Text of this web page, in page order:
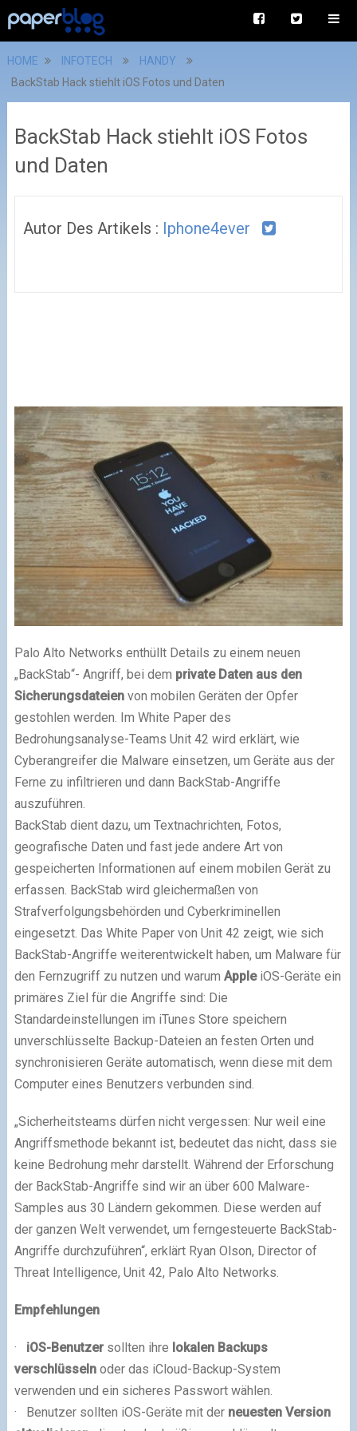
HOME INFOTECH
HANDY
BackStab Hack stiehlt iOS Fotos und Daten
BackStab Hack stiehlt iOS Fotos
und Daten
Autor Des Artikels : Iphone4ever
Palo Alto Networks enthüllt Details zu einem neuen
„BackStab“- Angriff, bei dem private Daten aus den
Sicherungsdateienvon mobilen Geräten der Opfer
gestohlen werden. Im White Paper des
Bedrohungsanalyse-Teams Unit 42 wird erklärt, wie
Cyberangreifer die Malware einsetzen, um Geräte aus der
Ferne zu infiltrieren und dann BackStab-Angriffe
auszuführen.
BackStab dient dazu, um Textnachrichten, Fotos,
geografische Daten und fast jede andere Art von
gespeicherten Informationen auf einem mobilen Gerät zu
erfassen. BackStab wird gleichermaßen von
Strafverfolgungsbehörden und Cyberkriminellen
eingesetzt. Das White Paper von Unit 42 zeigt, wie sich
BackStab-Angriffe weiterentwickelt haben, um Malware für
den Fernzugriff zu nutzen und warum AppleiOS-Geräte ein
primäres Ziel für die Angriffe sind: Die
Standardeinstellungen im iTunes Store speichern
unverschlüsselte Backup-Dateien an festen Orten und
synchronisieren Geräte automatisch, wenn diese mit dem
Computer eines Benutzers verbunden sind.
„Sicherheitsteams dürfen nicht vergessen: Nur weil eine
Angriffsmethode bekannt ist, bedeutet das nicht, dass sie
keine Bedrohung mehr darstellt. Während der Erforschung
der BackStab-Angriffe sind wir an über 600 Malware-
Samples aus 30 Ländern gekommen. Diese werden auf
der ganzen Welt verwendet, um ferngesteuerte BackStab-
Angriffe durchzuführen“, erklärt Ryan Olson, Director of
Threat Intelligence, Unit 42, Palo Alto Networks.
Empfehlungen
· iOS-Benutzersollten ihre lokalen Backups
verschlüsselnoder das iCloud-Backup-System
verwenden und ein sicheres Passwort wählen.
· Benutzer sollten iOS-Geräte mit der neuesten Version